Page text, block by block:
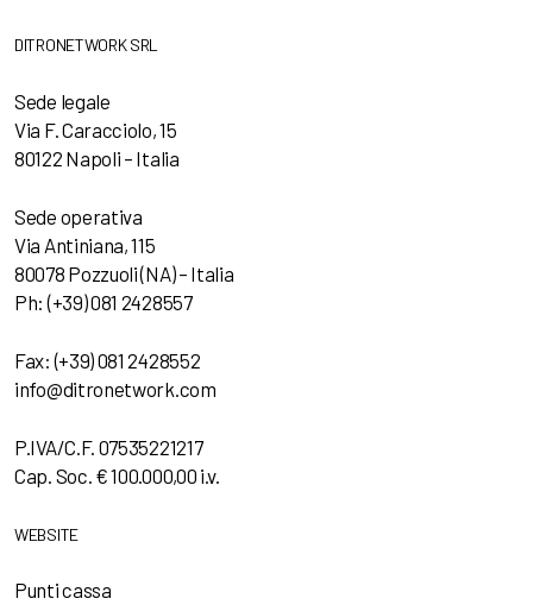
DITRONETWORK SRL
Sede legale
Via F. Caracciolo, 15
80122 Napoli – Italia
Sede operativa
Via Antiniana, 115
80078 Pozzuoli (NA) – Italia
Ph: (+39) 081 2428557
Fax: (+39) 081 2428552
info@ditronetwork.com
P.IVA/C.F. 07535221217
Cap. Soc. € 100.000,00 i.v.
WEBSITE
Punti cassa